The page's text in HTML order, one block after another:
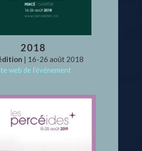
2018
| 16-26 août 2018
web de l’événement